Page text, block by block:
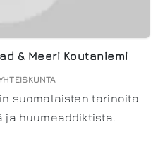
& Meeri Koutaniemi
suomalaisten tarinoita
ja huumeaddiktista.